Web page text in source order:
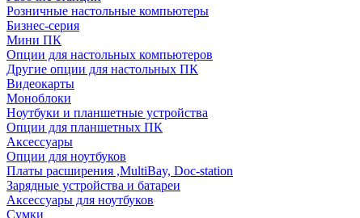
Розничные настольные компьютеры
Бизнес-серия
Мини ПК
Опции для настольных компьютеров
Другие опции для настольных ПК
Видеокарты
Моноблоки
Ноутбуки и планшетные устройства
Опции для планшетных ПК
Аксессуары
Опции для ноутбуков
Платы расширения ,MultiBay, Doc-station
Зарядные устройства и батареи
Аксессуары для ноутбуков
Сумки